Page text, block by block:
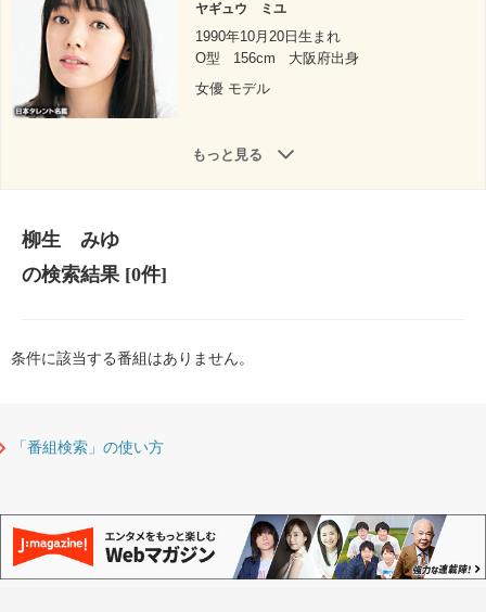
ヤギュウ ミユ
1990年10月20日生まれ
O型
156cm
大阪府出身
女優 モデル
もっと見る
柳生 みゆ
の検索結果[0件]
条件に該当する番組はありません。
「番組検索」の使い方